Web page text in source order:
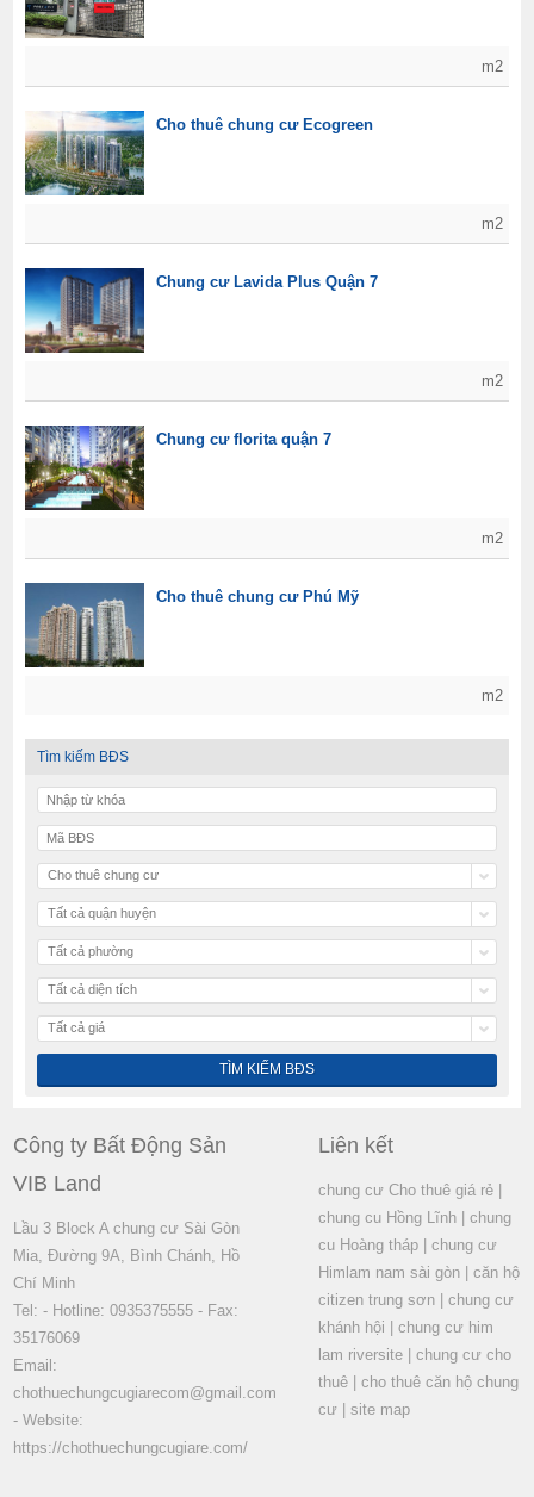
m2
m2
Cho thuê chung cư Ecogreen
m2
Chung cư Lavida Plus Quận 7
m2
Chung cư florita quận 7
m2
Cho thuê chung cư Phú Mỹ
Tìm kiếm BĐS
Cho thuê chung cư
Tất cả quận huyện
Tất cả phường
Tất cả diện tích
Tất cả giá
Công ty Bất Động Sản
VIB Land
Lầu 3 Block A chung cư Sài Gòn
Mia, Đường 9A, Bình Chánh, Hồ
Chí Minh
Tel: - Hotline: 0935375555 - Fax:
35176069
Email:
chothuechungcugiarecom@gmail.com
- Website:
https://chothuechungcugiare.com/
Liên kết
chung cư Cho thuê giá rẻ|
chung cu Hồng Lĩnh| chung
cu Hoàng tháp| chung cư
Himlam nam sài gòn| căn hộ
citizen trung sơn| chung cư
khánh hội
chung cư him
lam riversite| chung cư cho
thuê| cho thuê căn hộ chung
cư| site map